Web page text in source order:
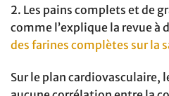
2. Les pains complets et de
comme l’explique la revue à
des farines complètes sur la
Sur le plan cardiovasculaire,